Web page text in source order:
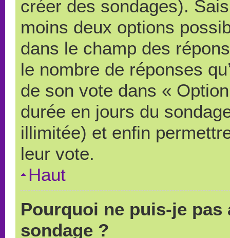
créer des sondages).
moins deux options
dans le champ des
le nombre de réponses
de son vote dans «
durée en jours du
illimitée) et enfin
leur vote.
Haut
Pourquoi ne puis-je
sondage ?